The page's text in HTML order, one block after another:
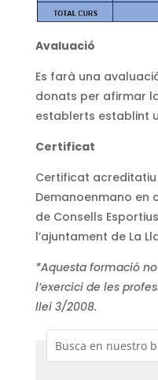
Avaluació
Es farà una
donats per afirmar
establerts establint
Certificat
Certificat acreditatiu
Demanoenmano en
de Consells
l’ajuntament de La
*Aquesta formació
l’exercici de les
llei 3/2008.